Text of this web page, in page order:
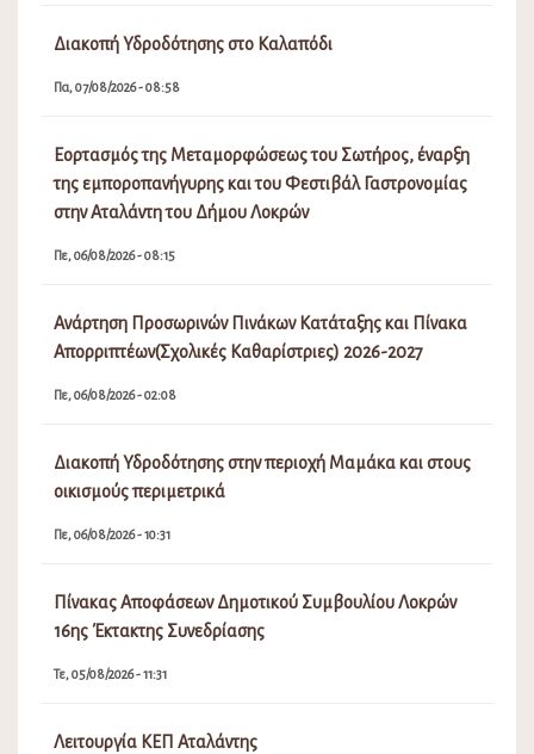
Διακοπή Υδροδότησης στο Καλαπόδι
Πα, 07/08/2026 - 08:58
Εορτασμός της Μεταμορφώσεως του Σωτήρος, έναρξη
της εμποροπανήγυρης και του Φεστιβάλ Γαστρονομίας
στην Αταλάντη του Δήμου Λοκρών
Πε, 06/08/2026 - 08:15
Ανάρτηση Προσωρινών Πινάκων Κατάταξης και Πίνακα
Απορριπτέων(Σχολικές Καθαρίστριες) 2026-2027
Πε, 06/08/2026 - 02:08
Διακοπή Υδροδότησης στην περιοχή Μαμάκα και στους
οικισμούς περιμετρικά
Πε, 06/08/2026 - 10:31
Πίνακας Αποφάσεων Δημοτικού Συμβουλίου Λοκρών
16ης Έκτακτης Συνεδρίασης
Τε, 05/08/2026 - 11:31
Λειτουργία ΚΕΠ Αταλάντης